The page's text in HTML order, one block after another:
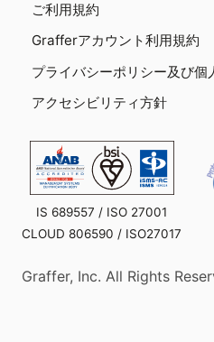
ご利用規約
Grafferアカウント利用規約
プライバシーポリシー及び個
アクセシビリティ方針
IS 689557 / ISO 27001
CLOUD 806590 / ISO27017
Graffer, Inc. All Rights